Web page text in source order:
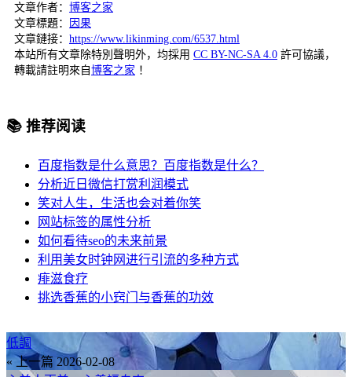
文章作者： 博客之家
文章標題：
因果
文章鏈接： https://www.likinming.com/6537.html
本站所有文章除特別聲明外，均採用 CC BY-NC-SA 4.0 許可協議，
轉載請註明來自 博客之家 ！
📚 推荐阅读
百度指数是什么意思？百度指数是什么？
分析近日微信打赏利润模式
笑对人生，生活也会对着你笑
网站标签的属性分析
如何看待seo的未来前景
利用美女时钟网进行引流的多种方式
痱滋食疗
挑选香蕉的小窍门与香蕉的功效
低調
« 上一篇 2026-02-08